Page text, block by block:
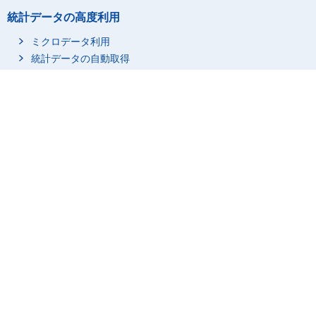
統計データの高度利用
ミクロデータ利用
統計データの自動取得